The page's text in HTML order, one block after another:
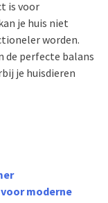
is voor
je huis niet
worden.
de perfecte balans
je huisdieren
moderne